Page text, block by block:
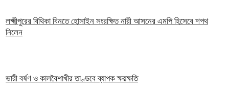
লক্ষ্মীপুরের বিথিকা বিনতে হোসাইন সংরক্ষিত নারী আসনের এমপি হিসেবে শপথ
নিলেন
ভারী বর্ষণ ও কালবৈশাখীর তাণ্ডবে ব্যাপক ক্ষয়ক্ষতি